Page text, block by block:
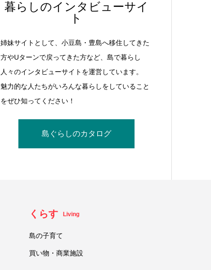
暮らしのインタビューサイ
ト
姉妹サイトとして、小豆島・豊島へ移住してきた
方やUターンで戻ってきた方など、島で暮らし
人々のインタビューサイトを運営しています。
魅力的な人たちがいろんな暮らしをしていること
をぜひ知ってください！
島ぐらしのカタログ
くらす Living
島の子育て
買い物・商業施設